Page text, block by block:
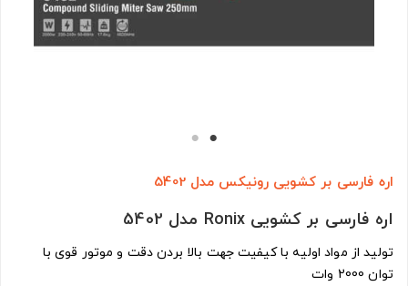
اره فارسی بر کشویی رونیکس مدل 5402
اره فارسی بر کشویی Ronix مدل 5402
تولید از مواد اولیه با کیفیت جهت بالا بردن دقت و موتور قوی با
توان 2000 وات